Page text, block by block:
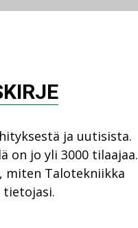
ja uutisista.
on jo yli 3000 tilaajaa.
, miten Talotekniikka
tietojasi.